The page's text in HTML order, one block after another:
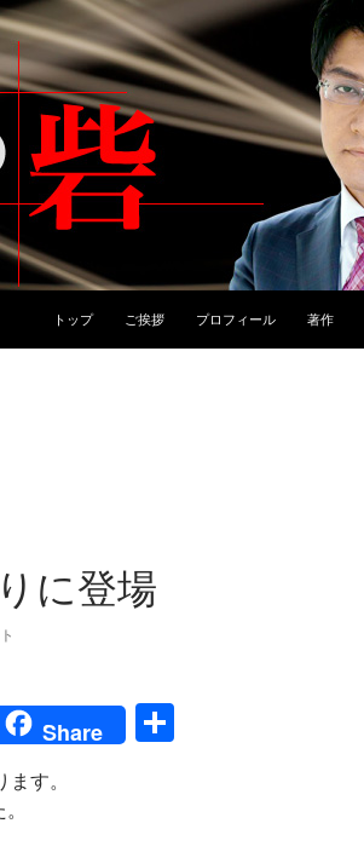
トップ ご挨拶 プロフィール 著作
に登場
Share
す。